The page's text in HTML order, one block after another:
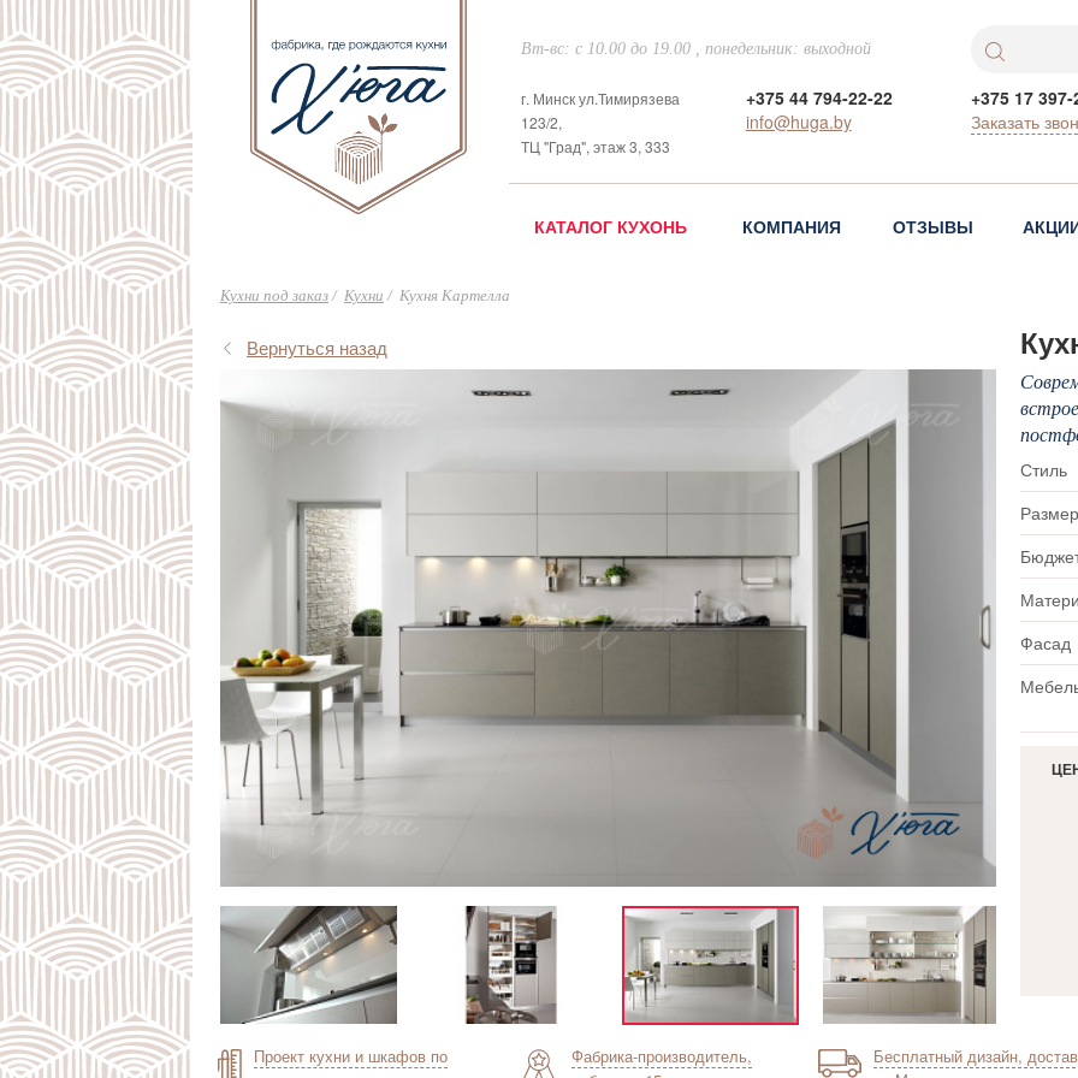
Вт-вс: с 10.00 до 19.00 , понедельник: выходной
г. Минск ул.Тимирязева
123/2,
ТЦ "Град", этаж 3, 333
+375 44 794-22-22
info@huga.by
+375 17 397-
Заказать
КАТАЛОГ КУХОНЬ КОМПАНИЯ ОТЗЫВЫ
Кухни под заказ Кухни Кухня Картелла
Вернуться назад
Стиль
Фасад
Проект кухни и шкафов по
Фабрика-производитель,
Бесплатный дизайн,